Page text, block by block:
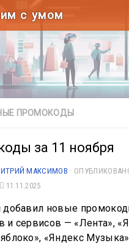
с умом
ПРОМОКОДЫ
за 11 ноября
МАКСИМОВ ·
11.11.2025
добавил новые
и сервисов — «Лента»,
яблоко», «Яндекс